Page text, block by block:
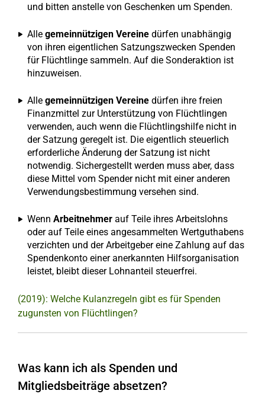
und bitten anstelle von Geschenken um Spenden.
Alle gemeinnützigen Vereine dürfen unabhängig
von ihren eigentlichen Satzungszwecken Spenden
für Flüchtlinge sammeln. Auf die Sonderaktion ist
hinzuweisen.
Alle gemeinnützigen Vereine dürfen ihre freien
Finanzmittel zur Unterstützung von Flüchtlingen
verwenden, auch wenn die Flüchtlingshilfe nicht in
der Satzung geregelt ist. Die eigentlich steuerlich
erforderliche Änderung der Satzung ist nicht
notwendig. Sichergestellt werden muss aber, dass
diese Mittel vom Spender nicht mit einer anderen
Verwendungsbestimmung versehen sind.
Wenn Arbeitnehmer auf Teile ihres Arbeitslohns
oder auf Teile eines angesammelten Wertguthabens
verzichten und der Arbeitgeber eine Zahlung auf das
Spendenkonto einer anerkannten Hilfsorganisation
leistet, bleibt dieser Lohnanteil steuerfrei.
(2019): Welche Kulanzregeln gibt es für Spenden
zugunsten von Flüchtlingen?
Was kann ich als Spenden und
Mitgliedsbeiträge absetzen?